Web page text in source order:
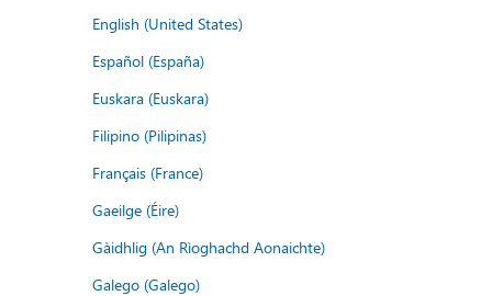
English (United States)
Español (España)
Euskara (Euskara)
Filipino (Pilipinas)
Français (France)
Gaeilge (Éire)
Gàidhlig (An Rìoghachd Aonaichte)
Galego (Galego)